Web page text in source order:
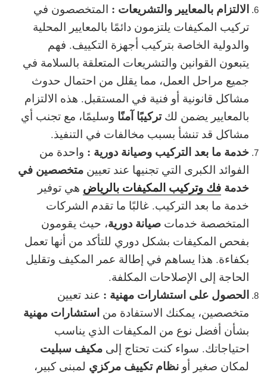
الالتزام بالمعايير والتشريعات : المتخصصون في
تركيب المكيفات يلتزمون دائمًا بالمعايير المحلية
والدولية الخاصة بتركيب أجهزة التكييف. فهم
يتبعون القوانين والتشريعات المتعلقة بالسلامة في
جميع مراحل العمل، مما يقلل من احتمال حدوث
مشاكل قانونية أو فنية في المستقبل. هذه الالتزام
بالمعايير يضمن لكتركيبًا آمنًا وسليمًا، مع تجنب أي
مشاكل قد تنشأ بسبب مخالفات في التنفيذ.
خدمة ما بعد التركيب وصيانة دورية : واحدة من
الفوائد الكبرى التي تجنيها عند تعيين متخصصين في
خدمة فك وتركيب المكيفات بالرياض هي توفير
خدمة ما بعد التركيب. غالبًا ما تقدم الشركات
المتخصصة خدمات صيانة دورية، حيث يقومون
بفحص المكيفات بشكل دوري للتأكد من أنها تعمل
بكفاءة. هذا يساهم في إطالة عمر المكيف وتقليل
الحاجة إلى الإصلاحات المكلفة.
الحصول على استشارات مهنية : عند تعيين
متخصصين، يمكنك الاستفادة من استشارات مهنية
بشأن أفضل نوع من المكيفات الذي يناسب
احتياجاتك. سواء كنت تحتاج إلى مكيف سبليت
لمكان صغير أو نظام تكييف مركزي لمبنى كبير،